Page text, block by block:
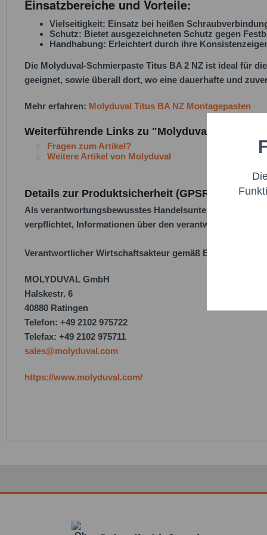
Einsatzbereiche und Vorteile:
Vielseitigkeit: Einsatz bei heißen
Schutz: Bietet ausgezeichneten Schutz gegen
Handhabung: Erleichtert durch ihre
Die Molyduval-Schmierpaste Titus BA 2 NZ ist ideal für
geeignet, sowie überall dort, wo eine dauerhafte und
Mehr erfahren: Molyduval Titus BA NZ Montagepasten
Weiterführende Links zu "Molyduval Titus BA
Fragen zum Artikel?
Weitere Artikel von Molyduval
Details zur Produktsicherheit (GPSR)
Als verantwortungsbewusstes Handelsunternehmen
verpflichtet, Informationen über den verantwortlichen
Verantwortlicher Wirtschaftsakteur gemäß EU-Verordnung:
MOLYDUVAL GmbH
Halskestr. 6
40880 Ratingen
Telefon: +49 2102 975722
Telefax: +49 2102 975711
sales@molyduval.com
https://www.molyduval.com/